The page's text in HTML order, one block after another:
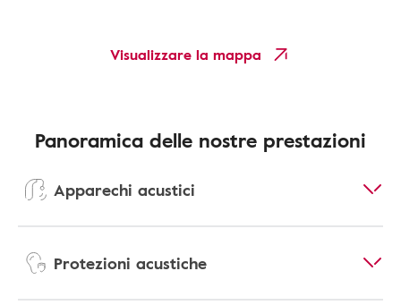
Visualizzare la mappa
Panoramica delle nostre prestazioni
Apparechi acustici
Protezioni acustiche